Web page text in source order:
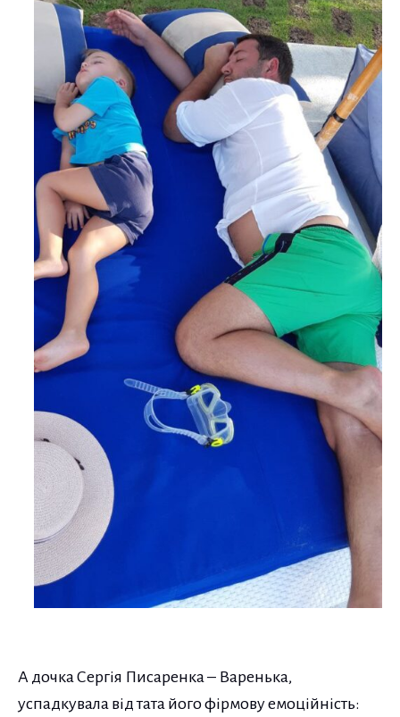
А дочка Сергія Писаренка – Варенька,
успадкувала від тата його фірмову емоційність: